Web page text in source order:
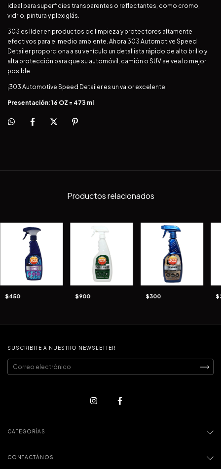
ideal para superficies transparentes o reflectantes, como cromo,
vidrio, pintura y plexiglás.
303 es líder en productos de limpieza y protectores altamente
efectivos para el medio ambiente. Ahora 303 Automotive Speed
Detailer proporciona a su vehículo un detallista rápido de alto brillo y
alta protección para que su automóvil, camión o SUV se vea lo mejor
posible.
¡303 Automotive Speed Detailer es un valor excelente!
Presentación: 16 OZ = 473 ml
Productos relacionados
$450 $900 $300
SUSCRIBITE A NUESTRO NEWSLETTER
CATEGORÍAS
CONTACTÁNOS